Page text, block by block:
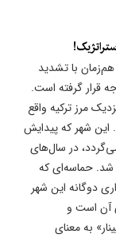
با تشدید
قرار گرفته است.
و نزدیک مرز ترکیه واقع
شهر که پیدایش
در سال‌های
شد. حماسه‌ای که
دوگانه این شهر
آن است و
به معنای